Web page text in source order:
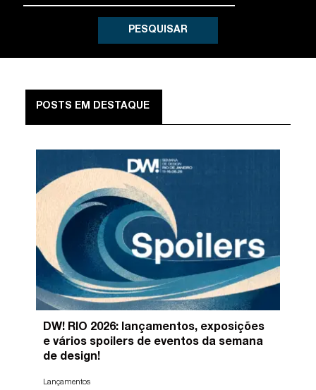
PESQUISAR
POSTS EM DESTAQUE
DW! RIO 2026: lançamentos, exposições
e vários spoilers de eventos da semana
de design!
Lançamentos